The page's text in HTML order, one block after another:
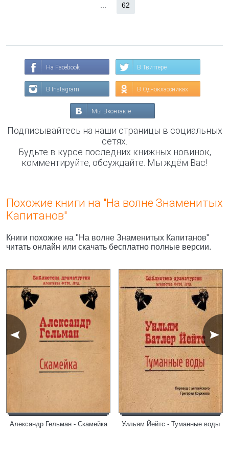
62
На Facebook В Твиттере
В Instagram В Одноклассниках
Мы Вконтакте
Подписывайтесь на наши страницы в социальных
сетях.
Будьте в курсе последних книжных новинок,
комментируйте, обсуждайте. Мы ждём Вас!
Похожие книги на "На волне Знаменитых
Капитанов"
Книги похожие на "На волне Знаменитых Капитанов"
читать онлайн или скачать бесплатно полные версии.
Александр Гельман - Скамейка Уильям Йейтс - Туманные воды